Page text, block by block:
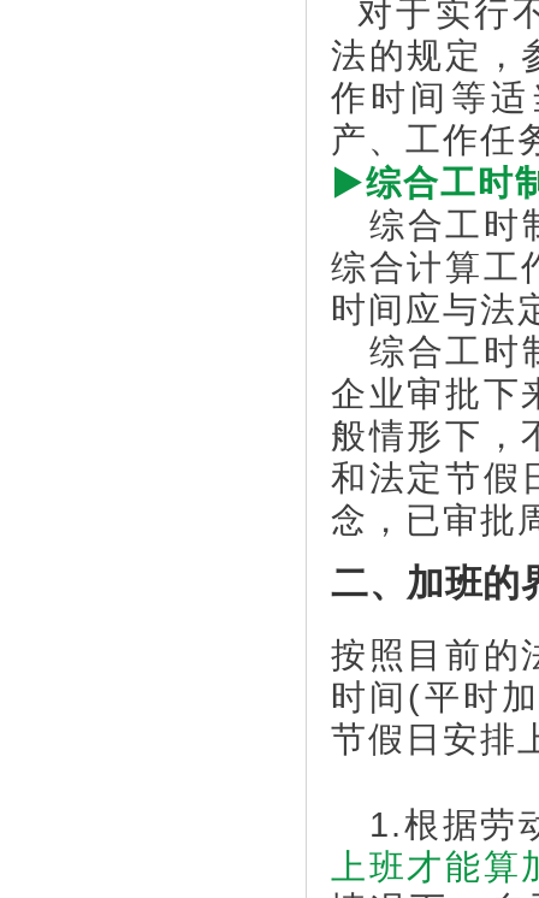
对于实行
法的规定，
作时间等
产、工作任
▶综合工时
综合工时
综合计算工
时间应与法
综合工时
企业审批下
般情形下，
和法定节假
念，已审批
二、加班的
按照目前的
时间(平时
节假日安排
1.根据劳
上班才能算